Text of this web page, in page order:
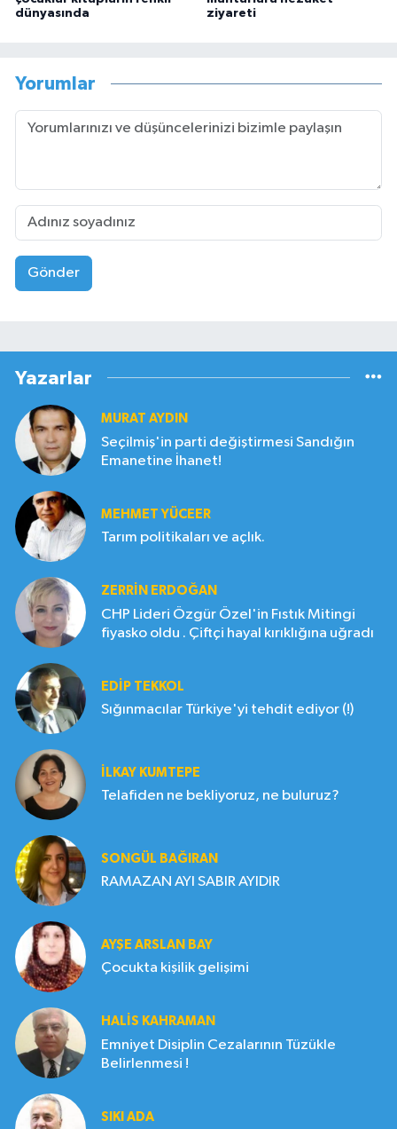
dünyasında
ziyareti
Yorumlar
Gönder
Yazarlar
MURAT AYDIN
Seçilmiş'in parti değiştirmesi Sandığın
Emanetine İhanet!
MEHMET YÜCEER
Tarım politikaları ve açlık.
ZERRIN ERDOĞAN
CHP Lideri Özgür Özel'in Fıstık Mitingi
fiyasko oldu . Çiftçi hayal kırıklığına uğradı
EDIP TEKKOL
Sığınmacılar Türkiye'yi tehdit ediyor (!)
İLKAY KUMTEPE
Telafiden ne bekliyoruz, ne buluruz?
SONGÜL BAĞIRAN
RAMAZAN AYI SABIR AYIDIR
AYŞE ARSLAN BAY
Çocukta kişilik gelişimi
HALIS KAHRAMAN
Emniyet Disiplin Cezalarının Tüzükle
Belirlenmesi !
SIKI ADA